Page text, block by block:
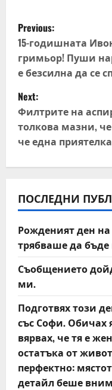
P
o
s
t
n
a
v
i
g
a
t
i
o
n
Previous:
15-годишната
гримьор! Пуши
е безсилна да се
Next:
Филтрите на
толкова мазни,
че една
ПОСЛЕДНИ
Рожденият ден
трябваше да бъде
Съобщението
ми.
Подготвях този
със Софи. Обичах
вярвах, че тя е
остатъка от
перфектно:
детайл беше